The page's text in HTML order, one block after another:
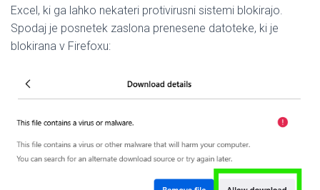
Excel, ki ga lahko nekateri protivirusni sistemi blokirajo.
Spodaj je posnetek zaslona prenesene datoteke, ki je
blokirana v Firefoxu: